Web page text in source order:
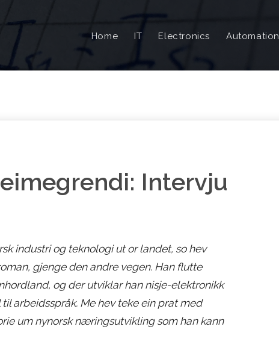
Home IT Electronics Automation
Intervju
industri og teknologi ut or landet, so hev
gjenge den andre vegen. Han flutte
og der utviklar han nisje-elektronikk
arbeidsspråk. Me hev teke ein prat med
um nynorsk næringsutvikling som han kann